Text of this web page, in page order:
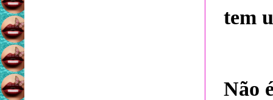
tem
Não